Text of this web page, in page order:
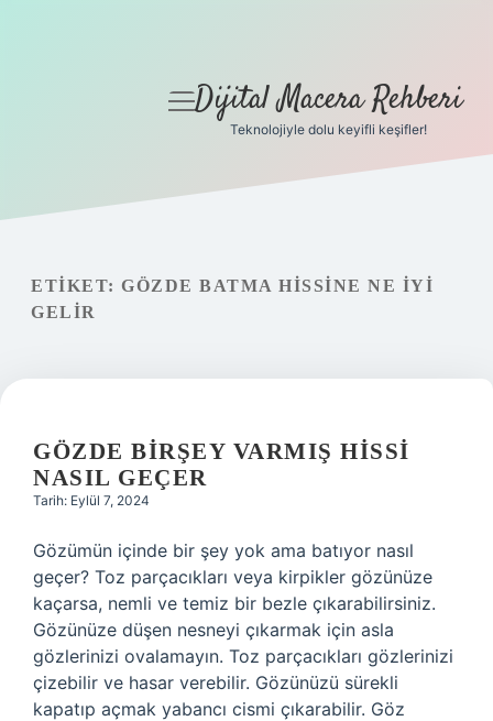
Gizlilik Politikası
Hakkımızda
menüyü
Dijital Macera Rehberi
Teknolojiyle dolu keyifli keşifler!
ETIKET: GÖZDE BATMA HISSINE NE IYI
GELIR
GÖZDE BIRŞEY VARMIŞ HISSI
NASIL GEÇER
Tarih: Eylül 7, 2024
Gözümün içinde bir şey yok ama batıyor nasıl
geçer? Toz parçacıkları veya kirpikler gözünüze
kaçarsa, nemli ve temiz bir bezle çıkarabilirsiniz.
Gözünüze düşen nesneyi çıkarmak için asla
gözlerinizi ovalamayın. Toz parçacıkları gözlerinizi
çizebilir ve hasar verebilir. Gözünüzü sürekli
kapatıp açmak yabancı cismi çıkarabilir. Göz